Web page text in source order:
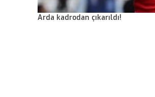
Arda kadrodan çıkarıldı!